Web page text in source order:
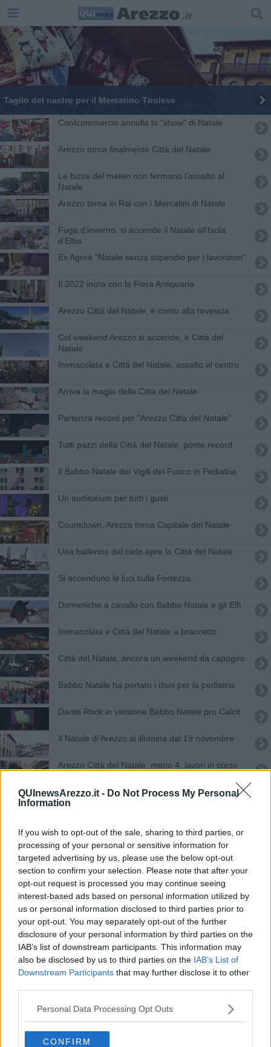
QUInewsArezzo.it - Do Not Process My Personal
Information
If you wish to opt-out of the sale, sharing to third parties, or
processing of your personal or sensitive information for
targeted advertising by us, please use the below opt-out
section to confirm your selection. Please note that after your
opt-out request is processed you may continue seeing
interest-based ads based on personal information utilized by
us or personal information disclosed to third parties prior to
your opt-out. You may separately opt-out of the further
disclosure of your personal information by third parties on the
IAB’s list of downstream participants. This information may
also be disclosed by us to third parties on the IAB’s List of
Downstream Participants that may further disclose it to other
Personal Data Processing Opt Outs
CONFIRM
Taglio del nastro per il Mercatino Tirolese
Confcommercio annulla lo "show" di Natale
Arezzo torna finalmente Città del Natale
Le bizze del meteo non fermano l'assalto al
Natale
Arezzo torna in Rai con i Mercatini di Natale
Fuga d’inverno, si accende il Natale all’Isola
d’Elba
Ex Agorà "Natale senza stipendio per i lavoratori"
Il 2022 inizia con la Fiera Antiquaria
Arezzo Città del Natale, è conto alla rovescia
Col weekend Arezzo si accende, è Città del
Natale
Immacolata e Città del Natale, assalto al centro
Arriva la magia della Città del Natale
Partenza record per "Arezzo Città del Natale"
​Tutti pazzi della Città del Natale, ponte record
Il Babbo Natale dei Vigili del Fuoco in Pediatria
Un auditorium per tutti i gusti
Countdown, Arezzo torna Capitale del Natale
Una ballerina dal cielo apre la Città del Natale
Si accendono le luci sulla Fortezza
Domeniche a cavallo con Babbo Natale e gli Elfi
Immacolata e Città del Natale a braccetto
Città del Natale, ancora un weekend da capogiro
Babbo Natale ha portato i doni per la pediatria
Dante Rock in versione Babbo Natale pro Calcit
Il Natale di Arezzo si illumina dal 19 novembre
Arezzo Città del Natale: meno 4, lavori in corso
Arezzo Città del Natale 2022, la magia è tornata
Città del Natale, sosta e navetta al centro affari
Città del Natale e Antiquaria, binomio da pienone
Il Natale sta arrivando e l'addobbo è orginale
Babbo Natale in moto portano doni in Pediatria
Il primo weekend natalizio è ai nastri di partenza
La città del Natale è pronta a festeggiare
Brillante e solidale, ecco il Natale aretino
Il Villaggio tirolese apre le danze natalizie